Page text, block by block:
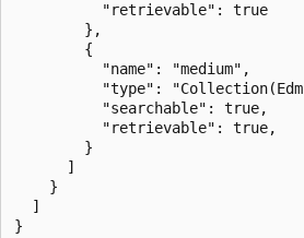
          "retrievable": true
        },
        {
          "name": "medium",
"type":
          "searchable": true,
          "retrievable": true,
        }
      ]
    }
  ]